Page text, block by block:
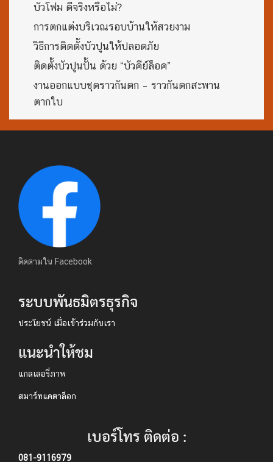
บัวโฟม ดีจริงหรือไม่?
การตกแต่งบริเวณรอบบ้านให้สวยงาม
วิธีการติดตั้งบัวปูนให้ปลอดภัย
ติดตั้งบัวปูนปั้น ด้วย “บัวคีย์ล็อค”
งานออกแบบชุดราวกันตก – ราวกันตกสะพาน
ตากใบ
ติดตามใน Facebook
ระบบพันธมิตรธุรกิจ
ประโยชน์ เมื่อเข้าร่วมกับเรา
แนะนำให้ชม
แกลเลอรี่ภาพ
สมาร์ทแคตาล็อก
เบอร์โทร ติดต่อ :
081-9116979